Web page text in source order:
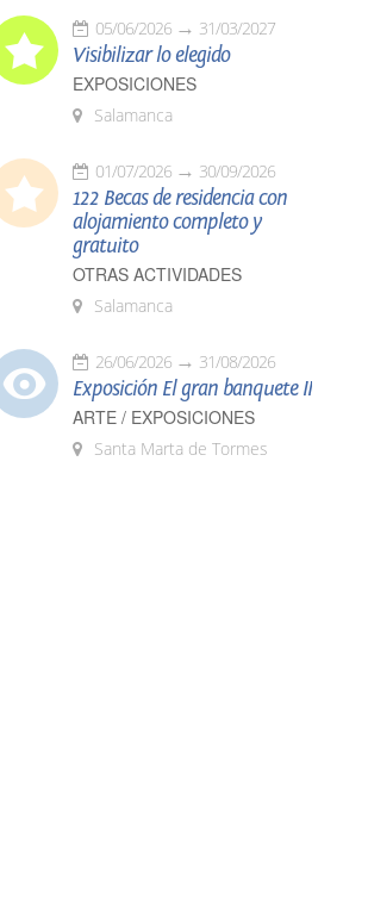
05/06/2026 31/03/2027
Visibilizar lo elegido
EXPOSICIONES
Salamanca
01/07/2026 30/09/2026
122 Becas de residencia con
alojamiento completo y
gratuito
OTRAS ACTIVIDADES
Salamanca
26/06/2026 31/08/2026
Exposición El gran banquete II
ARTE / EXPOSICIONES
Santa Marta de Tormes